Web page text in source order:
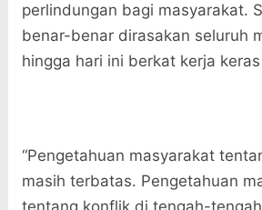
perlindungan bagi masyarakat.
benar-benar dirasakan seluruh
hingga hari ini berkat kerja
“Pengetahuan masyarakat
masih terbatas. Pengetahuan